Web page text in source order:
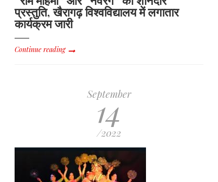
प्रस्तुति, खैरागढ़ विश्वविद्यालय में लगातार
कार्यक्रम जारी
Continue reading
September
14
/2022